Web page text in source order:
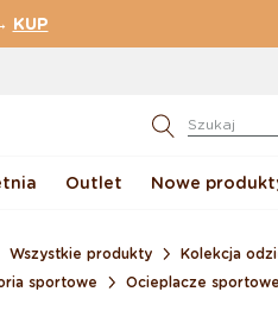
KUP
Szukaj
Outlet Nowe
Wszystkie produkty
Kolekcja
sportowe
Ocieplacze